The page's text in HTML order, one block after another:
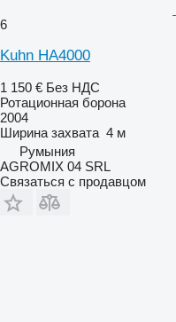
6
Kuhn HA4000
1 150 € Без НДС
Ротационная борона
2004
Ширина захвата 4 м
Румыния
AGROMIX 04 SRL
Связаться с продавцом